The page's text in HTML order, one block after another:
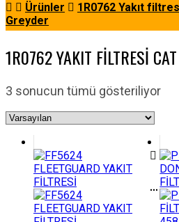
Ürünler
1R0762 Yakıt
Greyder
1R0762 YAKIT FILTRESI
3 sonucun tümü gösteriliyor
...